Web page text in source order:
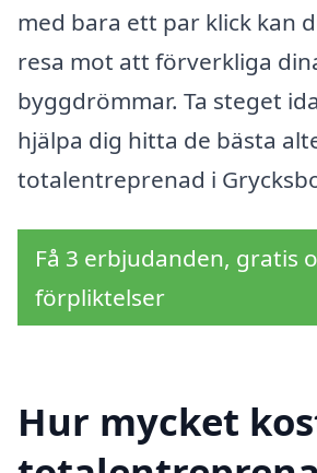
med bara ett par klick kan
resa mot att förverkliga
byggdrömmar. Ta steget
hjälpa dig hitta de bästa
totalentreprenad i
Få 3 erbjudanden, gratis
förpliktelser
Hur mycket